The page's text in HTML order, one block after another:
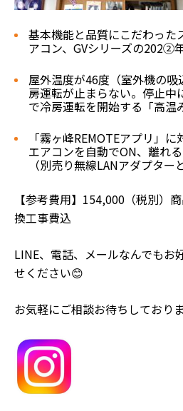
基本機能と品質にこだわった
アコン、GVシリーズの202②
屋外温度が46度（室外機の
房運転が止まらない。停止中
で冷房運転を開始する「高温
「霧ヶ峰REMOTEアプリ」
エアコンを自動でON、離れ
（別売り無線LANアダプター
【参考費用】154,000（税別）
換工事費込
LINE、電話、メールなんでもお
せください😊
お気軽にご相談お待ちしており